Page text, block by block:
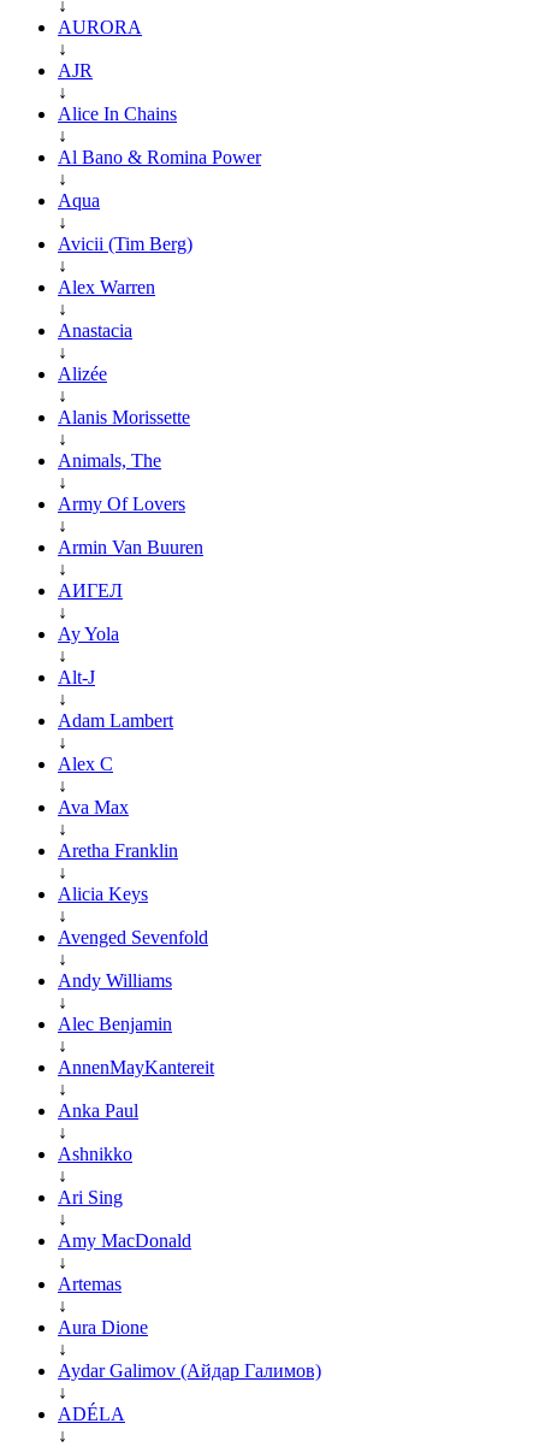
↓
AURORA
↓
AJR
↓
Alice In Chains
↓
Al Bano & Romina Power
↓
Aqua
↓
Avicii (Tim Berg)
↓
Alex Warren
↓
Anastacia
↓
Alizée
↓
Alanis Morissette
↓
Animals, The
↓
Army Of Lovers
↓
Armin Van Buuren
↓
АИГЕЛ
↓
Ay Yola
↓
Alt-J
↓
Adam Lambert
↓
Alex C
↓
Ava Max
↓
Aretha Franklin
↓
Alicia Keys
↓
Avenged Sevenfold
↓
Andy Williams
↓
Alec Benjamin
↓
AnnenMayKantereit
↓
Anka Paul
↓
Ashnikko
↓
Ari Sing
↓
Amy MacDonald
↓
Artemas
↓
Aura Dione
↓
Aydar Galimov (Айдар Галимов)
↓
ADÉLA
↓